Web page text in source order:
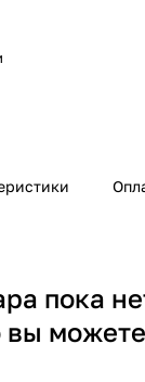
пока
вы